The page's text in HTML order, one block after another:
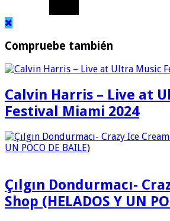
Compruebe también
Calvin Harris – Live at
Festival Miami 2024
Çılgın Dondurmacı-
Shop (HELADOS Y UN